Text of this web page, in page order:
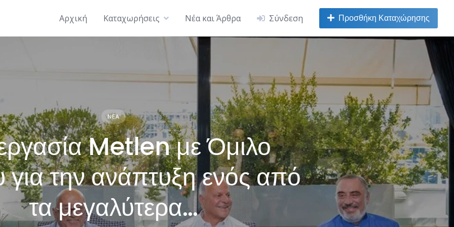
Αρχική Καταχωρήσεις Νέα και Άρθρα Σύνδεση Προσθήκη Καταχώρησης
ΝΈΑ
Metlen με Όμιλο
για την ανάπτυξη ενός από
τα μεγαλύτερα…